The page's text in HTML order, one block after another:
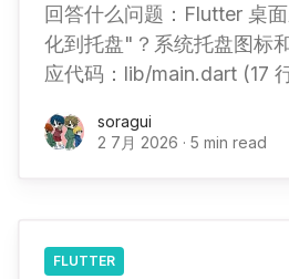
回答什么问题：Flutter 桌
化到托盘"？系统托盘图标
应代码：lib/main.dart (17 行)，lib/
soragui
2 7月 2026 · 5 min read
FLUTTER